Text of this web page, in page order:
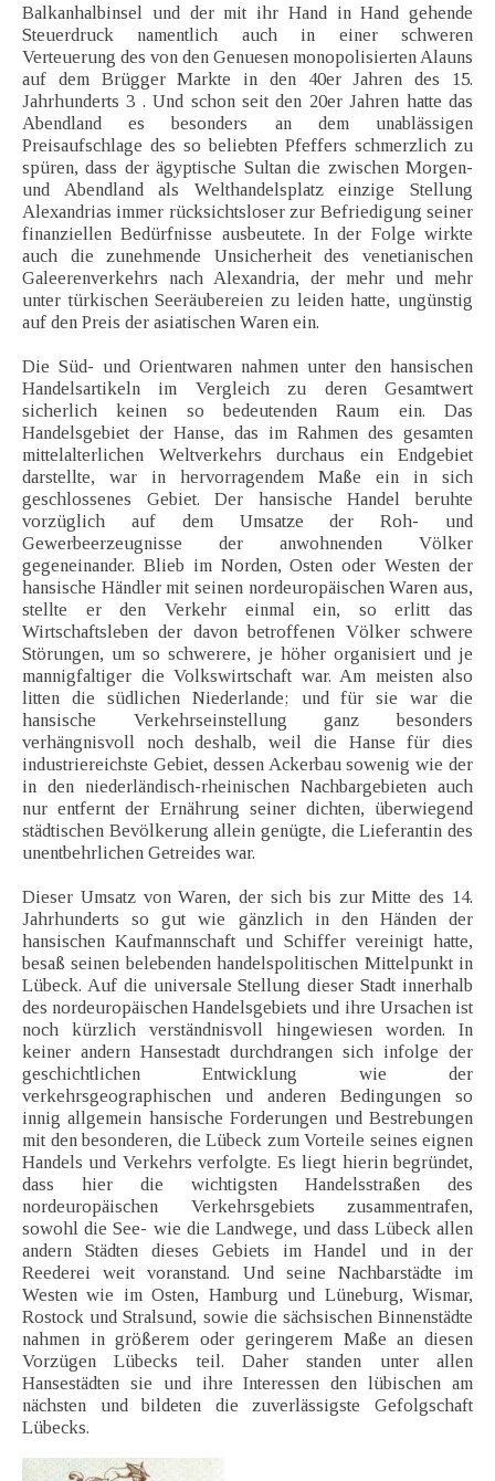
Balkanhalbinsel und der mit ihr Hand in Hand gehende
Steuerdruck namentlich auch in einer schweren
Verteuerung des von den Genuesen monopolisierten Alauns
auf dem Brügger Markte in den 40er Jahren des 15.
Jahrhunderts 3 . Und schon seit den 20er Jahren hatte das
Abendland es besonders an dem unablässigen
Preisaufschlage des so beliebten Pfeffers schmerzlich zu
spüren, dass der ägyptische Sultan die zwischen Morgen-
und Abendland als Welthandelsplatz einzige Stellung
Alexandrias immer rücksichtsloser zur Befriedigung seiner
finanziellen Bedürfnisse ausbeutete. In der Folge wirkte
auch die zunehmende Unsicherheit des venetianischen
Galeerenverkehrs nach Alexandria, der mehr und mehr
unter türkischen Seeräubereien zu leiden hatte, ungünstig
auf den Preis der asiatischen Waren ein.
Die Süd- und Orientwaren nahmen unter den hansischen
Handelsartikeln im Vergleich zu deren Gesamtwert
sicherlich keinen so bedeutenden Raum ein. Das
Handelsgebiet der Hanse, das im Rahmen des gesamten
mittelalterlichen Weltverkehrs durchaus ein Endgebiet
darstellte, war in hervorragendem Maße ein in sich
geschlossenes Gebiet. Der hansische Handel beruhte
vorzüglich auf dem Umsatze der Roh- und
Gewerbeerzeugnisse der anwohnenden Völker
gegeneinander. Blieb im Norden, Osten oder Westen der
hansische Händler mit seinen nordeuropäischen Waren aus,
stellte er den Verkehr einmal ein, so erlitt das
Wirtschaftsleben der davon betroffenen Völker schwere
Störungen, um so schwerere, je höher organisiert und je
mannigfaltiger die Volkswirtschaft war. Am meisten also
litten die südlichen Niederlande; und für sie war die
hansische Verkehrseinstellung ganz besonders
verhängnisvoll noch deshalb, weil die Hanse für dies
industriereichste Gebiet, dessen Ackerbau sowenig wie der
in den niederländisch-rheinischen Nachbargebieten auch
nur entfernt der Ernährung seiner dichten, überwiegend
städtischen Bevölkerung allein genügte, die Lieferantin des
unentbehrlichen Getreides war.
Dieser Umsatz von Waren, der sich bis zur Mitte des 14.
Jahrhunderts so gut wie gänzlich in den Händen der
hansischen Kaufmannschaft und Schiffer vereinigt hatte,
besaß seinen belebenden handelspolitischen Mittelpunkt in
Lübeck. Auf die universale Stellung dieser Stadt innerhalb
des nordeuropäischen Handelsgebiets und ihre Ursachen ist
noch kürzlich verständnisvoll hingewiesen worden. In
keiner andern Hansestadt durchdrangen sich infolge der
geschichtlichen Entwicklung wie der
verkehrsgeographischen und anderen Bedingungen so
innig allgemein hansische Forderungen und Bestrebungen
mit den besonderen, die Lübeck zum Vorteile seines eignen
Handels und Verkehrs verfolgte. Es liegt hierin begründet,
dass hier die wichtigsten Handelsstraßen des
nordeuropäischen Verkehrsgebiets zusammentrafen,
sowohl die See- wie die Landwege, und dass Lübeck allen
andern Städten dieses Gebiets im Handel und in der
Reederei weit voranstand. Und seine Nachbarstädte im
Westen wie im Osten, Hamburg und Lüneburg, Wismar,
Rostock und Stralsund, sowie die sächsischen Binnenstädte
nahmen in größerem oder geringerem Maße an diesen
Vorzügen Lübecks teil. Daher standen unter allen
Hansestädten sie und ihre Interessen den lübischen am
nächsten und bildeten die zuverlässigste Gefolgschaft
Lübecks.